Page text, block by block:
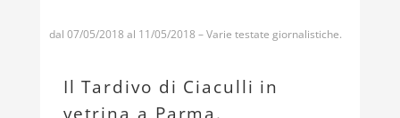
dal 07/05/2018 al 11/05/2018 – Varie testate giornalistiche.
Il Tardivo di Ciaculli in